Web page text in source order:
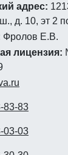
адрес:
д. 10, эт 2
Фролов Е.В.
лицензия: